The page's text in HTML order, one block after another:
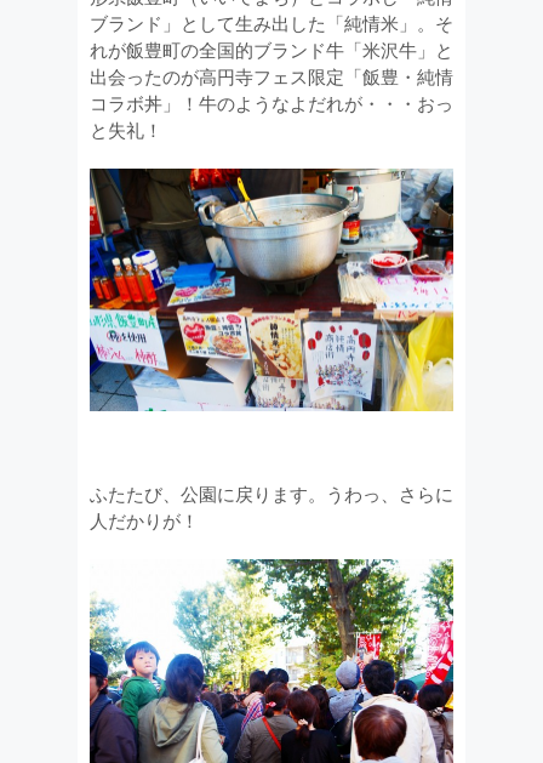
ブランド」として生み出した「純情米」。そ
れが飯豊町の全国的ブランド牛「米沢牛」と
出会ったのが高円寺フェス限定「飯豊・純情
コラボ丼」！牛のようなよだれが・・・おっ
と失礼！
ふたたび、公園に戻ります。うわっ、さらに
人だかりが！